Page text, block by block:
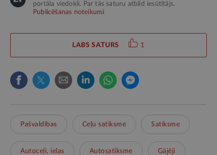
portāla viedokli. Par tās saturu atbild iesūtītājs.
Publicēšanas noteikumi
LABS SATURS 1
Pašvaldības Ceļu satiksme Satiksme
Autoceļi, ielas Autosatiksme Gājēji